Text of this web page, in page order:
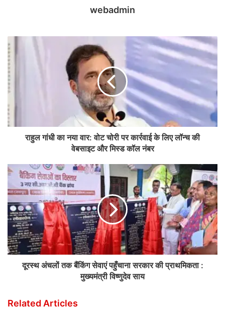
webadmin
राहुल गांधी का नया वार: वोट चोरी पर कार्रवाई के लिए लॉन्च की
वेबसाइट और मिस्ड कॉल नंबर
दूरस्थ अंचलों तक बैंकिंग सेवाएं पहुँचाना सरकार की प्राथमिकता :
मुख्यमंत्री विष्णुदेव साय
Related Articles